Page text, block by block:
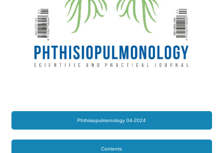
Phthisiopulmonology 04-2024
Contents